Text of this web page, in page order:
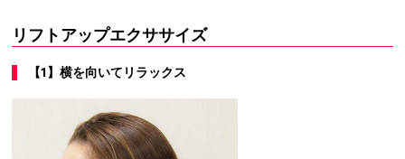
リフトアップエクササイズ
【1】横を向いてリラックス